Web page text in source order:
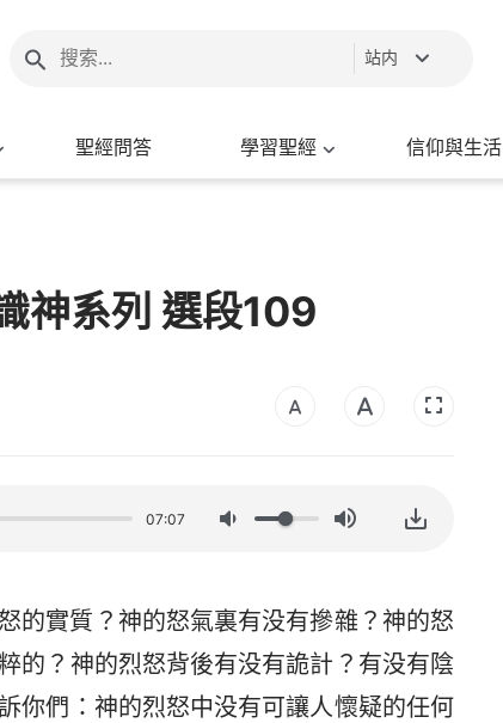
站内
聖經問答 學習聖經 信仰與生活
神系列 選段109
07:07
的實質？神的怒氣裏有没有摻雜？神的怒
的？神的烈怒背後有没有詭計？有没有陰
你們：神的烈怒中没有可讓人懷疑的任何